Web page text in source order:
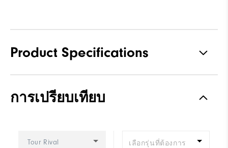
Product Specifications
การเปรียบเทียบ
Tour Rival
เลือกรุ่นที่ต้องการ